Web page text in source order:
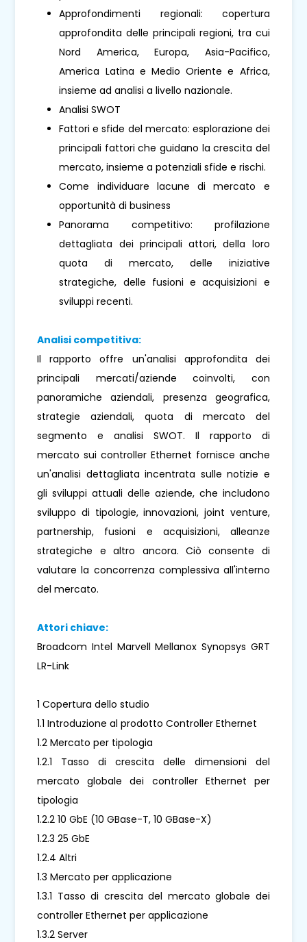
Approfondimenti regionali: copertura
approfondita delle principali regioni, tra cui
Nord America, Europa, Asia-Pacifico,
America Latina e Medio Oriente e Africa,
insieme ad analisi a livello nazionale.
Analisi SWOT
Fattori e sfide del mercato: esplorazione dei
principali fattori che guidano la crescita del
mercato, insieme a potenziali sfide e rischi.
Come individuare lacune di mercato e
opportunità di business
Panorama competitivo: profilazione
dettagliata dei principali attori, della loro
quota di mercato, delle iniziative
strategiche, delle fusioni e acquisizioni e
sviluppi recenti.
Analisi competitiva:
Il rapporto offre un'analisi approfondita dei
principali mercati/aziende coinvolti, con
panoramiche aziendali, presenza geografica,
strategie aziendali, quota di mercato del
segmento e analisi SWOT. Il rapporto di
mercato sui controller Ethernet fornisce anche
un'analisi dettagliata incentrata sulle notizie e
gli sviluppi attuali delle aziende, che includono
sviluppo di tipologie, innovazioni, joint venture,
partnership, fusioni e acquisizioni, alleanze
strategiche e altro ancora. Ciò consente di
valutare la concorrenza complessiva all'interno
del mercato.
Attori chiave:
Broadcom Intel Marvell Mellanox Synopsys GRT
LR-Link
1 Copertura dello studio
1.1 Introduzione al prodotto Controller Ethernet
1.2 Mercato per tipologia
1.2.1 Tasso di crescita delle dimensioni del
mercato globale dei controller Ethernet per
tipologia
1.2.2 10 GbE (10 GBase-T, 10 GBase-X)
1.2.3 25 GbE
1.2.4 Altri
1.3 Mercato per applicazione
1.3.1 Tasso di crescita del mercato globale dei
controller Ethernet per applicazione
1.3.2 Server